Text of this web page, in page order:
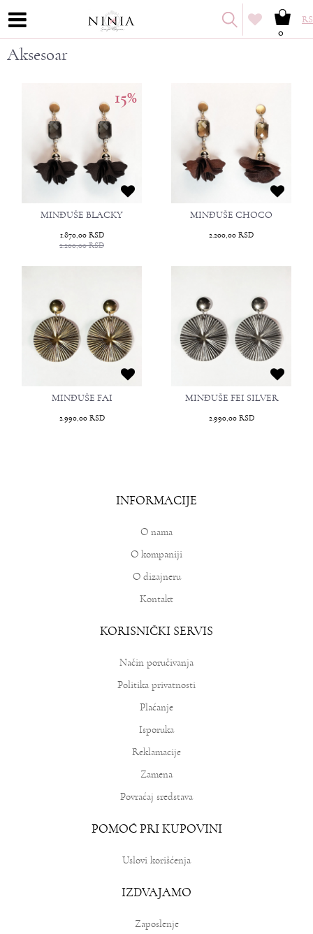
RS
0
Aksesoar
15%
MINĐUŠE BLACKY
1.870,00 RSD
2.200,00RSD
MINĐUŠE CHOCO
2.200,00 RSD
MINĐUŠE FAI
2.990,00 RSD
MINĐUŠE FEI SILVER
2.990,00 RSD
INFORMACIJE
O nama
O kompaniji
O dizajneru
Kontakt
KORISNIČKI SERVIS
Način poručivanja
Politika privatnosti
Plaćanje
Isporuka
Reklamacije
Zamena
Povraćaj sredstava
POMOĆ PRI KUPOVINI
Uslovi korišćenja
IZDVAJAMO
Zaposlenje